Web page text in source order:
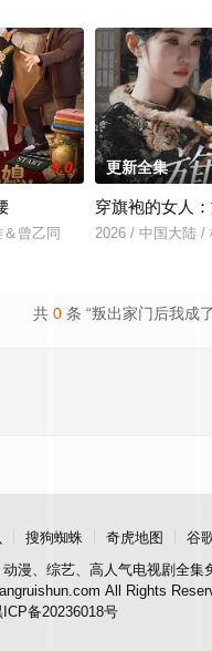
9.0
曾乙同
更新全集
穿旗袍的女人
2026 / 中国大陆 /
共 0 条 “叛出家门后我成
搜狗蜘蛛 奇虎地图 谷
漫、综艺、高人气电视剧全集
All Rights
ICP备20236018号